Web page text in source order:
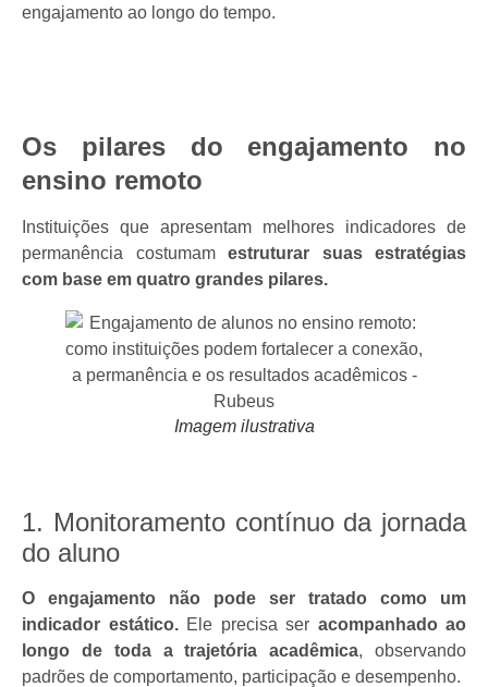
engajamento ao longo do tempo.
Os pilares do engajamento no
ensino remoto
Instituições que apresentam melhores indicadores de
permanência costumam estruturar suas estratégias
com base em quatro grandes pilares.
Imagem ilustrativa
1. Monitoramento contínuo da jornada
do aluno
O engajamento não pode ser tratado como um
indicador estático.Ele precisa ser acompanhado ao
longo de toda a trajetória acadêmica, observando
padrões de comportamento, participação e desempenho.